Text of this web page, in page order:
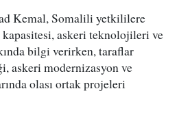
Kemal, Somalili yetkililere
askeri teknolojileri ve
bilgi verirken, taraflar
askeri modernizasyon ve
olası ortak projeleri